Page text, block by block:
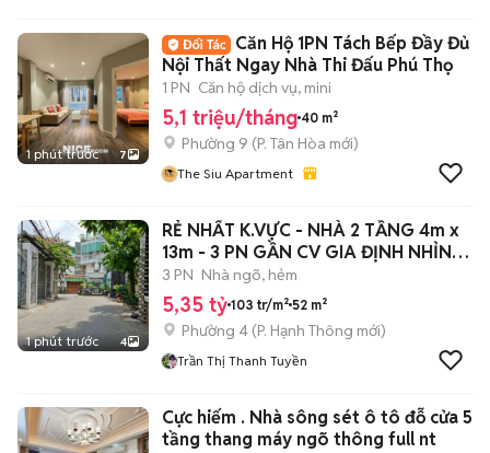
1 phút trước 7
Căn Hộ 1PN Tách Bếp Đầy Đủ
Nội Thất Ngay Nhà Thi Đấu Phú Thọ
1 PN Căn hộ dịch vụ, mini
5,1 triệu/tháng 40 m²
Phường 9 (P. Tân Hòa mới)
The Siu Apartment
1 phút trước 4
RẺ NHẤT K.VỰC - NHÀ 2 TẦNG 4m x
13m - 3 PN GẦN CV GIA ĐỊNH NHỈNH
5T
3 PN Nhà ngõ, hẻm
5,35 tỷ 103 tr/m² 52 m²
Phường 4 (P. Hạnh Thông mới)
Trần Thị Thanh Tuyền
Cực hiếm . Nhà sông sét ô tô đỗ cửa 5
tầng thang máy ngõ thông full nt